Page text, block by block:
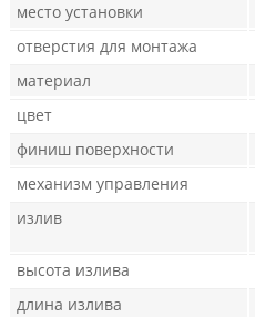
место установки
отверстия для монтажа
материал
цвет
финиш поверхности
механизм управления
излив
высота излива
длина излива